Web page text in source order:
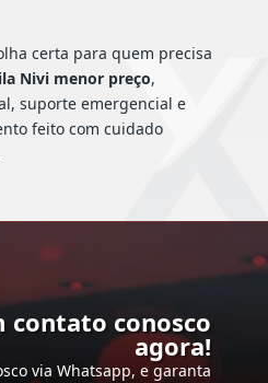
certa para quem precisa
Nivi menor preço,
suporte emergencial e
feito com cuidado
contato conosco
agora!
via Whatsapp, e garanta